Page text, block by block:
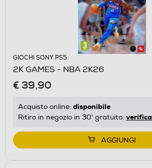
GIOCHI SONY PS5
2K GAMES - NBA 2K26
€ 39,90
Acquisto online: disponibile
Ritiro in negozio in 30' gratuito: verifica
AGGIUNGI